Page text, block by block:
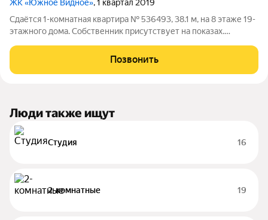
ЖК «Южное Видное», 1 квартал 2019
Сдаётся 1-комнатная квартира № 536493, 38.1 м, на 8 этаже 19-
этажного дома. Собственник присутствует на показах.
оплачиваются отдельно. По условиям проживания: можно с
детьми, без питомцев. Срок
Позвонить
Люди также ищут
Студия 16
2-комнатные 19